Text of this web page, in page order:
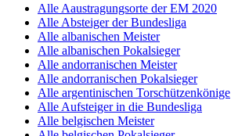
Alle Aaustragungsorte der EM 2020
Alle Absteiger der Bundesliga
Alle albanischen Meister
Alle albanischen Pokalsieger
Alle andorranischen Meister
Alle andorranischen Pokalsieger
Alle argentinischen Torschützenkönige
Alle Aufsteiger in die Bundesliga
Alle belgischen Meister